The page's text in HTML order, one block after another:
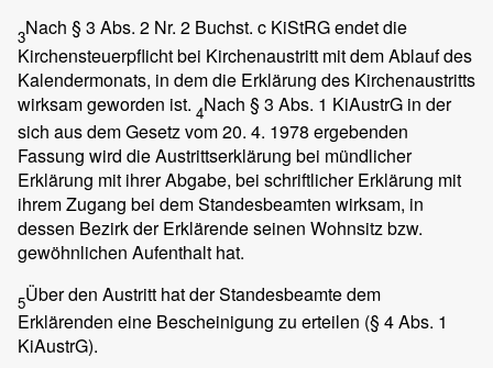
3Nach § 3 Abs. 2 Nr. 2 Buchst. c KiStRG endet die
Kirchensteuerpflicht bei Kirchenaustritt mit dem Ablauf des
Kalendermonats, in dem die Erklärung des Kirchenaustritts
wirksam geworden ist. 4Nach § 3 Abs. 1 KiAustrG in der
sich aus dem Gesetz vom 20. 4. 1978 ergebenden
Fassung wird die Austrittserklärung bei mündlicher
Erklärung mit ihrer Abgabe, bei schriftlicher Erklärung mit
ihrem Zugang bei dem Standesbeamten wirksam, in
dessen Bezirk der Erklärende seinen Wohnsitz bzw.
gewöhnlichen Aufenthalt hat.
5Über den Austritt hat der Standesbeamte dem
Erklärenden eine Bescheinigung zu erteilen (§ 4 Abs. 1
KiAustrG).